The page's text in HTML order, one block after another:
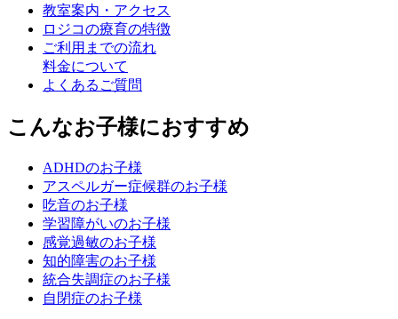
教室案内・アクセス
ロジコの療育の特徴
ご利用までの流れ
料金について
よくあるご質問
こんなお子様におすすめ
ADHDのお子様
アスペルガー症候群のお子様
吃音のお子様
学習障がいのお子様
感覚過敏のお子様
知的障害のお子様
統合失調症のお子様
自閉症のお子様